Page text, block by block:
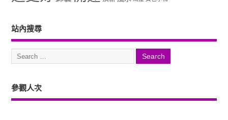
站內搜尋
參觀人次